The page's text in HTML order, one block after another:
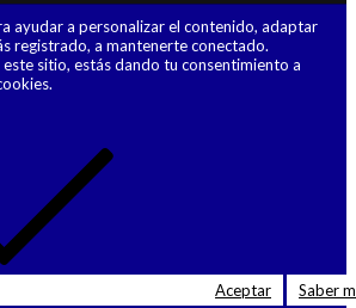
ayudar a personalizar el contenido, adaptar
registrado, a mantenerte conectado.
sitio, estás dando tu consentimiento a
Aceptar Saber